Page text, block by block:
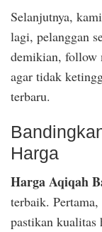
Selanjutnya,
lagi, pelanggan
demikian, follow
agar tidak
terbaru.
Harga
Harga Aqiqah
terbaik.
pastikan kualitas